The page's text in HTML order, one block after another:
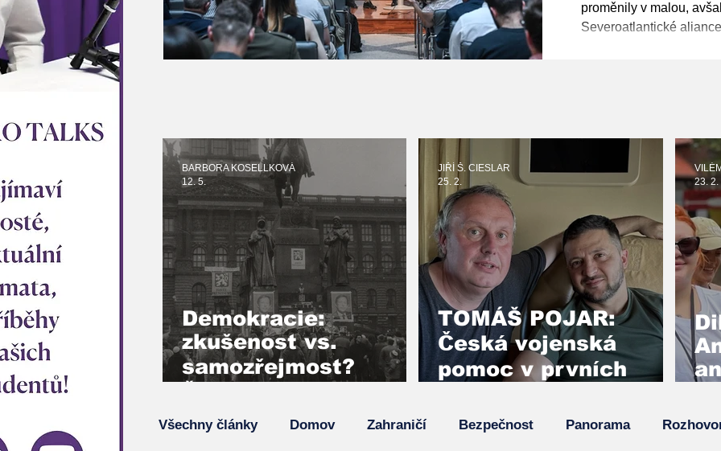
proměnily v malou,
Severoatlantické
Demokracie:
zkušenost vs.
samozřejmost?
Vladimír Mlynář a
BARBORA KOSELLKOVÁ
12. 5.
TOMÁŠ POJAR:
Česká vojenská
pomoc v prvních
zabránila pádu
Kyjeva
JIŘÍ Š. CIESLAR
25. 2.
23. 2.
Všechny články Domov Zahraničí Bezpečnost Panorama